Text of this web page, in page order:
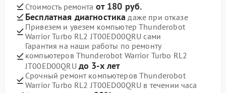
Стоимость ремонта от 180 руб.
Бесплатная диагностика даже при отказе
Привезем и увезем компьютер Thunderobot
Warrior Turbo RL2 JT00ED00QRU сами
Гарантия на наши работы по ремонту
компьютеров Thunderobot Warrior Turbo RL2
JT00ED00QRU до 3-х лет
Срочный ремонт компьютеров Thunderobot
Warrior Turbo RL2 JT00ED00QRU в течении часа